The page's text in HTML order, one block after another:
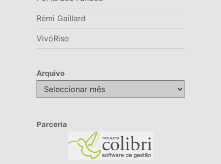
Rémi Gaillard
VivóRiso
Arquivo
Arquivo
Parceria